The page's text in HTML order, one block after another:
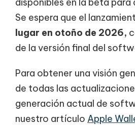
Se espera que el
lugar en otoño de 2026,
de la versión final del
Para obtener una visión
de todas las
generación actual de
nuestro artículo Apple